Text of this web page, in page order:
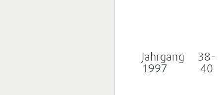
Jahrgang
1997
38-
40